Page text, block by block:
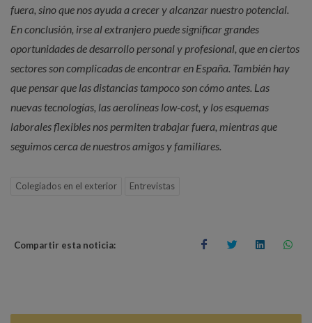
fuera, sino que nos ayuda a crecer y alcanzar nuestro potencial.
En conclusión, irse al extranjero puede significar grandes
oportunidades de desarrollo personal y profesional, que en ciertos
sectores son complicadas de encontrar en España. También hay
que pensar que las distancias tampoco son cómo antes. Las
nuevas tecnologías, las aerolíneas low-cost, y los esquemas
laborales flexibles nos permiten trabajar fuera, mientras que
seguimos cerca de nuestros amigos y familiares.
Colegiados en el exterior Entrevistas
Compartir esta noticia: